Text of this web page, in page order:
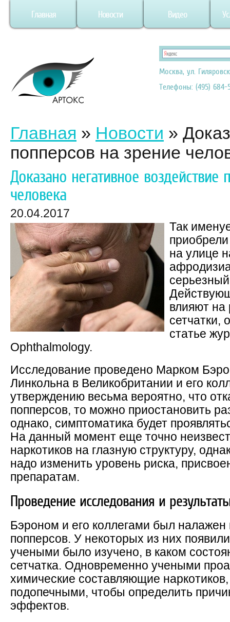
Главная Новости Видео
Москва, ул.
Телефоны: (495) 684-
Главная » Новости »
попперсов на зрение
Доказано негативное воздействие
человека
20.04.2017
Так
на улице
влияют на
сетчатки,
статье
Ophthalmology.
Исследование проведено Марком
Линкольна в Великобритании и его
утверждению весьма вероятно, что
попперсов, то можно приостановить
однако, симптоматика будет
На данный момент еще точно
наркотиков на глазную структуру,
надо изменить уровень риска,
препаратам.
Проведение исследования и
Бэроном и его коллегами был налажен
попперсов. У некоторых из них
учеными было изучено, в каком
сетчатка. Одновременно учеными
химические составляющие
подопечными, чтобы определить
эффектов.